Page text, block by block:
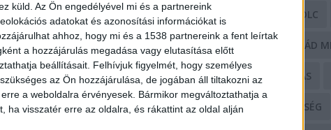
küld. Az Ön engedélyével mi és a partnereink
adatokat és azonosítási információkat is
ahhoz, hogy mi és a 1538 partnereink a fent leírtak
a hozzájárulás megadása vagy elutasítása előtt
beállításait. Felhívjuk figyelmét, hogy személyes
az Ön hozzájárulása, de jogában áll tiltakozni az
a weboldalra érvényesek. Bármikor megváltoztathatja a
ha visszatér erre az oldalra, és rákattint az oldal alján
MISKOLC
NÓGRÁD
RABLÁS
SEGÍTSÉG